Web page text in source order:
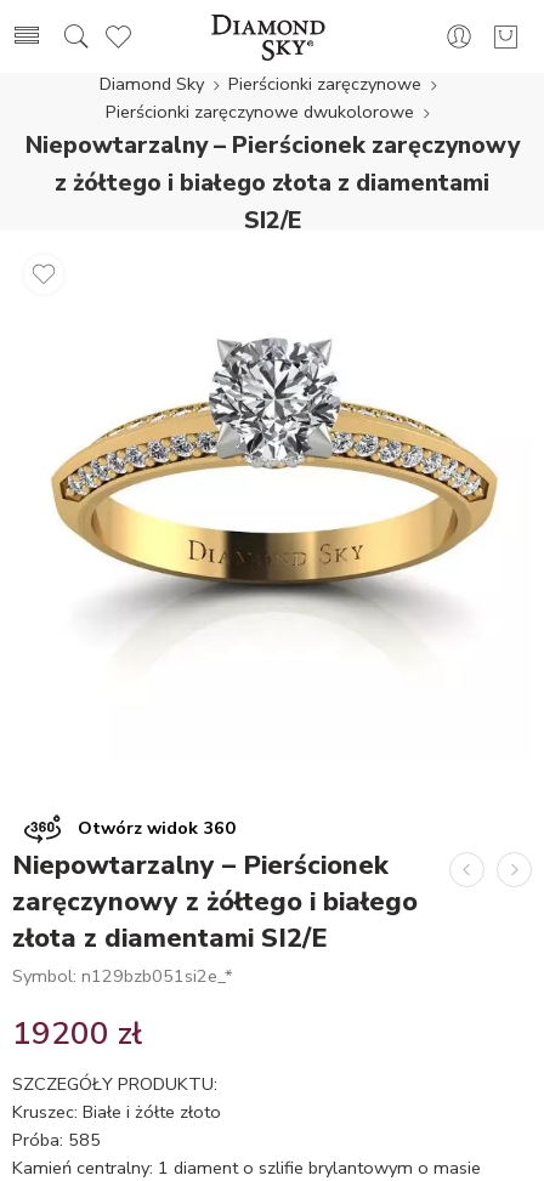
Diamond Sky
Pierścionki zaręczynowe
Pierścionki zaręczynowe dwukolorowe
Niepowtarzalny – Pierścionek zaręczynowy
z żółtego i białego złota z diamentami
SI2/E
Otwórz widok 360
Niepowtarzalny – Pierścionek
zaręczynowy z żółtego i białego
złota z diamentami SI2/E
Symbol: n129bzb051si2e_*
19200 zł
SZCZEGÓŁY PRODUKTU:
Kruszec: Białe i żółte złoto
Próba: 585
Kamień centralny: 1 diament o szlifie brylantowym o masie